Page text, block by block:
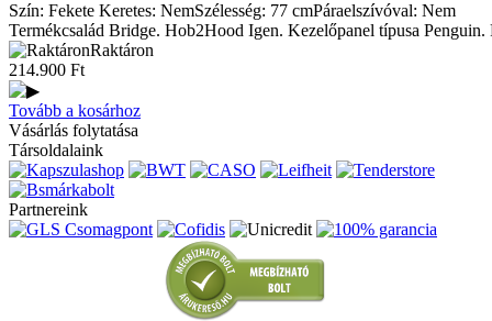
Szín: Fekete Keretes: NemSzélesség: 77 cmPáraelszívóval: Nem
Termékcsalád Bridge. Hob2Hood Igen. Kezelőpanel típusa
Raktáron
214.900 Ft
Tovább a kosárhoz
Vásárlás folytatása
Társoldalaink
Partnereink